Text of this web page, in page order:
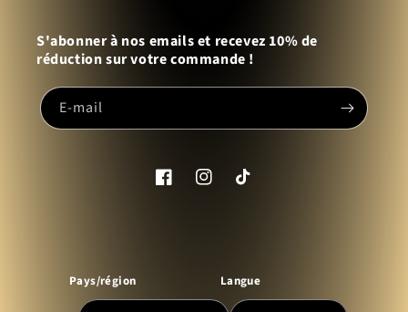
S'abonner à nos emails et recevez 10% de
réduction sur votre commande !
E-mail
FacebookInstagramTikTok
Pays/région Langue